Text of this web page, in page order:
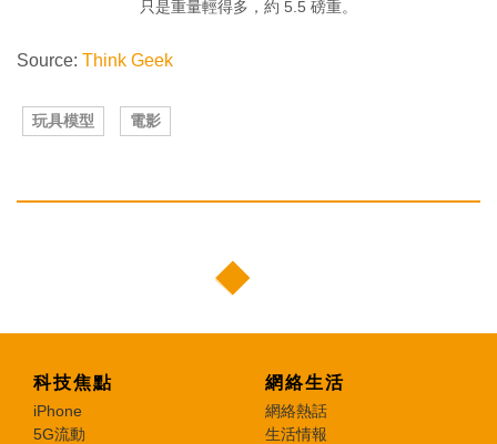
只是重量輕得多，約 5.5 磅重。
Source: Think Geek
玩具模型 電影
科技焦點
iPhone
5G流動
網絡生活
網絡熱話
生活情報